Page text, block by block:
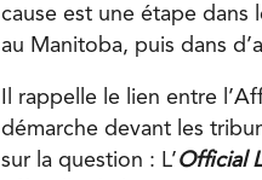
cause est une étape dans
au Manitoba, puis dans
Il rappelle le lien entre
démarche devant les
sur la question : L’ Official